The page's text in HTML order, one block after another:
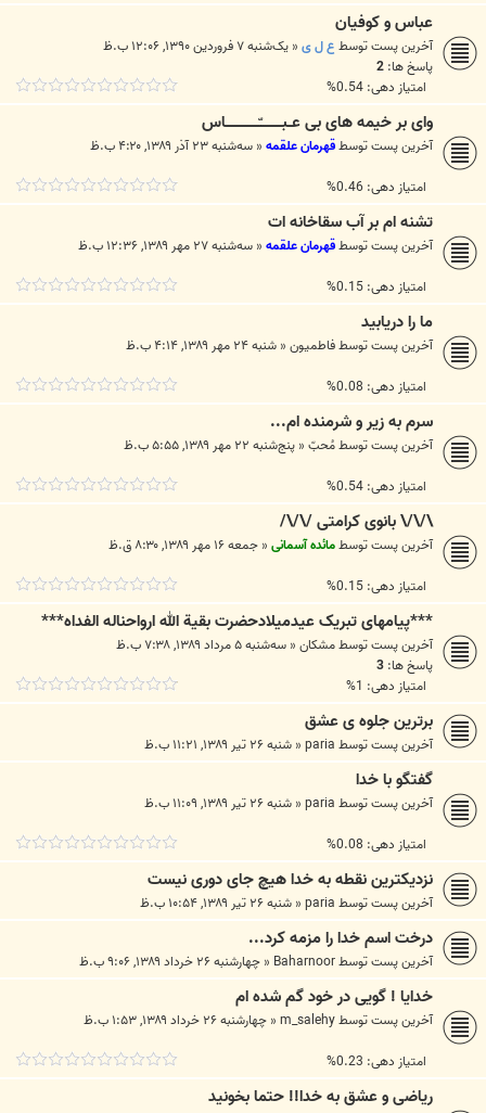
عباس و کوفیان
آخرین پست توسطع ل ی« یک‌شنبه ۷ فروردین ۱۳۹۰, ۱۲:۰۶ ب.ظ
پاسخ ها: 2
امتیاز دهی: 0.54%
وای بر خیمه های بی عــبــــــــــّـــــــــــــــاس
آخرین پست توسطقهرمان علقمه« سه‌شنبه ۲۳ آذر ۱۳۸۹, ۴:۲۰ ب.ظ
امتیاز دهی: 0.46%
تشنه ام بر آب سقاخانه ات
آخرین پست توسطقهرمان علقمه« سه‌شنبه ۲۷ مهر ۱۳۸۹, ۱۲:۳۶ ب.ظ
امتیاز دهی: 0.15%
ما را دريابيد
آخرین پست توسطفاطمیون« شنبه ۲۴ مهر ۱۳۸۹, ۴:۱۴ ب.ظ
امتیاز دهی: 0.08%
سرم به زیر و شرمنده ام...
آخرین پست توسطمُحبّ« پنج‌شنبه ۲۲ مهر ۱۳۸۹, ۵:۵۵ ب.ظ
امتیاز دهی: 0.54%
\/\/\ بانوی کرامتی /\/\/
آخرین پست توسطمائده آسمانی« جمعه ۱۶ مهر ۱۳۸۹, ۸:۳۰ ق.ظ
امتیاز دهی: 0.15%
***پیامهای تبریک عیدمیلادحضرت بقیة الله ارواحناله الفداه***
آخرین پست توسطمشکان« سه‌شنبه ۵ مرداد ۱۳۸۹, ۷:۳۸ ب.ظ
پاسخ ها: 3
امتیاز دهی: 1%
برترین جلوه ی عشق
آخرین پست توسطparia
« شنبه ۲۶ تیر ۱۳۸۹, ۱۱:۲۱ ب.ظ
گفتگو با خدا
آخرین پست توسطparia
« شنبه ۲۶ تیر ۱۳۸۹, ۱۱:۰۹ ب.ظ
امتیاز دهی: 0.08%
نزدیکترین نقطه به خدا هیچ جای دوری نیست
آخرین پست توسطparia
« شنبه ۲۶ تیر ۱۳۸۹, ۱۰:۵۴ ب.ظ
درخت اسم خدا را مزمه کرد...
آخرین پست توسطBaharnoor
« چهارشنبه ۲۶ خرداد ۱۳۸۹, ۹:۰۶ ب.ظ
خدایا ! گویی در خود گم شده ام
آخرین پست توسطm_salehy
« چهارشنبه ۲۶ خرداد ۱۳۸۹, ۱:۵۳ ب.ظ
امتیاز دهی: 0.23%
ریاضی و عشق به خدا!! حتما بخونید